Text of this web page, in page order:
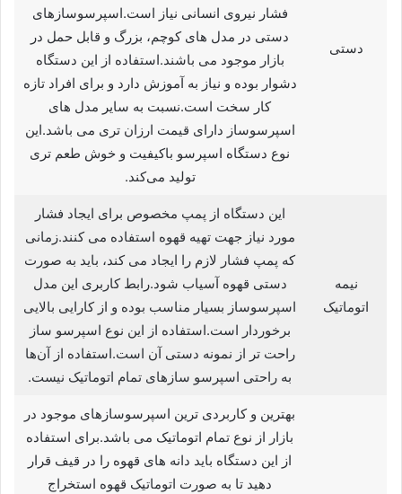
دستی
فشار نیروی انسانی نیاز است.اسپرسوسازهای
دستی در مدل های کوچم، بزرگ و قابل حمل در
بازار موجود می باشند.استفاده از این دستگاه
دشوار بوده و نیاز به آموزش دارد و برای افراد تازه‌
کار سخت است.نسبت به سایر مدل های
اسپرسوساز دارای قیمت ارزان تری می باشد.این
نوع دستگاه اسپرسو باکیفیت و خوش طعم تری
تولید می‌کند.
نیمه
اتوماتیک
این دستگاه از پمپ مخصوص برای ایجاد فشار
مورد نیاز جهت تهیه قهوه استفاده می‌ کنند.زمانی
که پمپ فشار لازم را ایجاد می‌ کند، باید به صورت
دستی قهوه آسیاب شود.رابط کاربری این مدل
اسپرسوساز بسیار مناسب بوده و از کارایی بالایی
برخوردار است.استفاده از این نوع اسپرسو ساز
راحت‌ تر از نمونه دستی آن است.استفاده از آن‌ها
به راحتی اسپرسو سازهای تمام اتوماتیک نیست.
بهترین و کاربردی ترین اسپرسوسازهای موجود در
بازار از نوع تمام اتوماتیک می باشد.برای استفاده
از این دستگاه باید دانه‌ های قهوه را در قیف قرار
دهید تا به صورت اتوماتیک قهوه استخراج